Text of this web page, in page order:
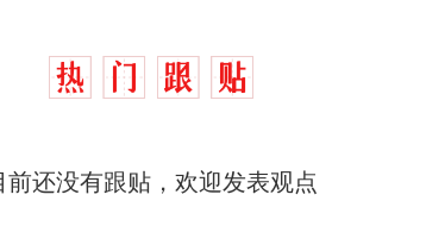
前还没有跟贴，欢迎发表观点